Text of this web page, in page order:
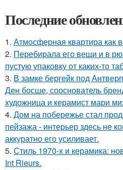
Последние
1. Атмосферная квартира как
2. Перебирала его вещи и в
пустую упаковку от каких-то
3. В замке бергейк под
Ден босше, сооснователь
художница и керамист мари
4. Дом на побережье стал
пейзажа - интерьер здесь не
аккуратно его усиливает.
5. Стиль 1970-х и керамика:
Int Rieurs.